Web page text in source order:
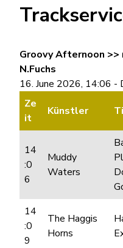
Groovy Afternoon >>
N.Fuchs
16. June 2026, 14:06 -
Ze
it
Künstler
14
:0
6
Muddy
Waters
14
:0
9
The Haggis
Horns